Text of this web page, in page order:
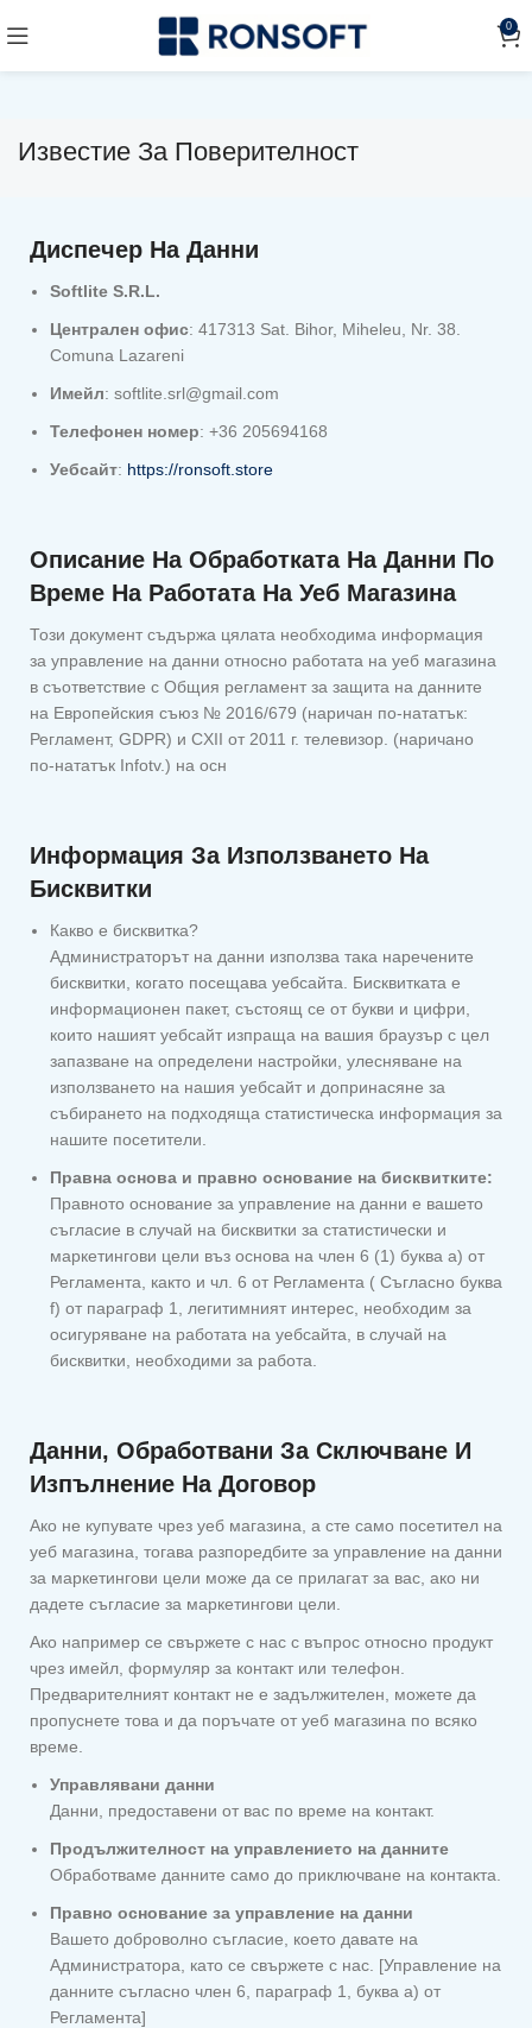
0
Известие За Поверителност
Диспечер На Данни
Softlite S.R.L.
Централен офис: 417313 Sat. Bihor, Miheleu, Nr. 38.
Comuna Lazareni
Имейл: softlite.srl@gmail.com
Телефонен номер: +36 205694168
Уебсайт: https://ronsoft.store
Описание На Обработката На Данни По
Време На Работата На Уеб Магазина
Този документ съдържа цялата необходима информация
за управление на данни относно работата на уеб магазина
в съответствие с Общия регламент за защита на данните
на Европейския съюз № 2016/679 (наричан по-нататък:
Регламент, GDPR) и CXII от 2011 г. телевизор. (наричано
по-нататък Infotv.) на осн
Информация За Използването На
Бисквитки
Какво е бисквитка?
Администраторът на данни използва така наречените
бисквитки, когато посещава уебсайта. Бисквитката е
информационен пакет, състоящ се от букви и цифри,
които нашият уебсайт изпраща на вашия браузър с цел
запазване на определени настройки, улесняване на
използването на нашия уебсайт и допринасяне за
събирането на подходяща статистическа информация за
нашите посетители.
Правна основа и правно основание на бисквитките:
Правното основание за управление на данни е вашето
съгласие в случай на бисквитки за статистически и
маркетингови цели въз основа на член 6 (1) буква а) от
Регламента, както и чл. 6 от Регламента ( Съгласно буква
f) от параграф 1, легитимният интерес, необходим за
осигуряване на работата на уебсайта, в случай на
бисквитки, необходими за работа.
Данни, Обработвани За Сключване И
Изпълнение На Договор
Ако не купувате чрез уеб магазина, а сте само посетител на
уеб магазина, тогава разпоредбите за управление на данни
за маркетингови цели може да се прилагат за вас, ако ни
дадете съгласие за маркетингови цели.
Ако например се свържете с нас с въпрос относно продукт
чрез имейл, формуляр за контакт или телефон.
Предварителният контакт не е задължителен, можете да
пропуснете това и да поръчате от уеб магазина по всяко
време.
Управлявани данни
Данни, предоставени от вас по време на контакт.
Продължителност на управлението на данните
Обработваме данните само до приключване на контакта.
Правно основание за управление на данни
Вашето доброволно съгласие, което давате на
Администратора, като се свържете с нас. [Управление на
данните съгласно член 6, параграф 1, буква а) от
Регламента]